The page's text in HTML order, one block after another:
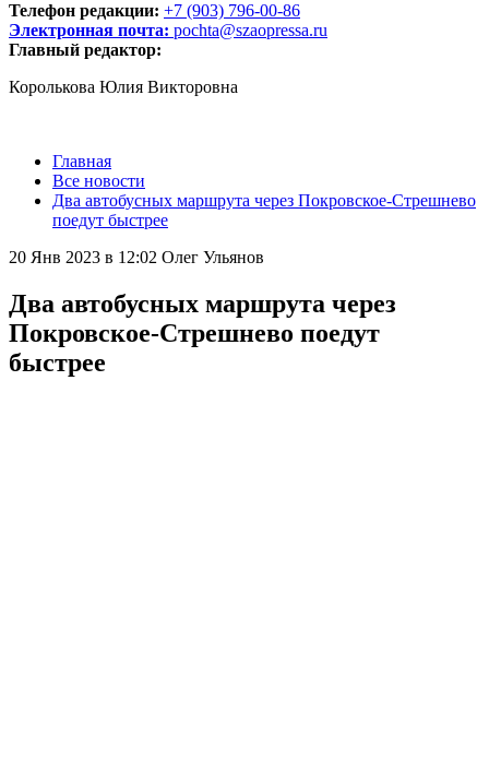
Телефон редакции: +7 (903) 796-00-86
Электронная почта: pochta@szaopressa.ru
Главный редактор:
Королькова Юлия Викторовна
Главная
Все новости
Два автобусных маршрута через Покровское-Стрешнево
поедут быстрее
20 Янв 2023 в 12:02 Олег Ульянов
Два автобусных маршрута через
Покровское-Стрешнево поедут
быстрее